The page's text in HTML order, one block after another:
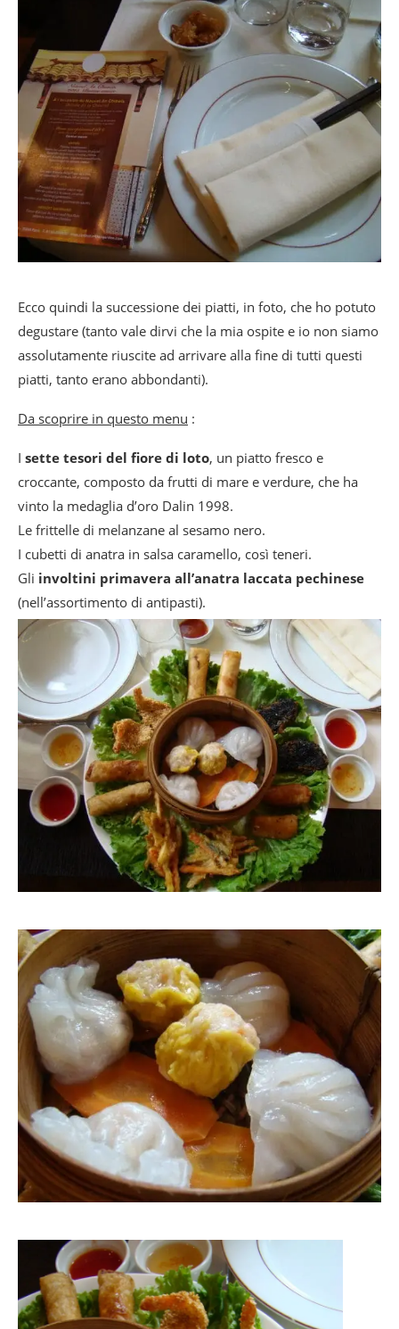
Ecco quindi la successione dei piatti, in foto, che ho potuto
degustare (tanto vale dirvi che la mia ospite e io non siamo
assolutamente riuscite ad arrivare alla fine di tutti questi
piatti, tanto erano abbondanti).
Da scoprire in questo menu :
I sette tesori del fiore di loto, un piatto fresco e
croccante, composto da frutti di mare e verdure, che ha
vinto la medaglia d’oro Dalin 1998.
Le frittelle di melanzane al sesamo nero.
I cubetti di anatra in salsa caramello, così teneri.
Gli involtini primavera all’anatra laccata pechinese
(nell’assortimento di antipasti).